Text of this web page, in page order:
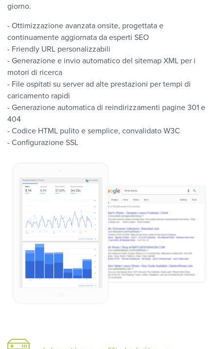
giorno.
- Ottimizzazione avanzata onsite, progettata e
continuamente aggiornata da esperti SEO
- Friendly URL personalizzabili
- Generazione e invio automatico del sitemap XML per i
motori di ricerca
- File ospitati su server ad alte prestazioni per tempi di
caricamento rapidi
- Generazione automatica di reindirizzamenti pagine 301 e
404
- Codice HTML pulito e semplice, convalidato W3C
- Configurazione SSL